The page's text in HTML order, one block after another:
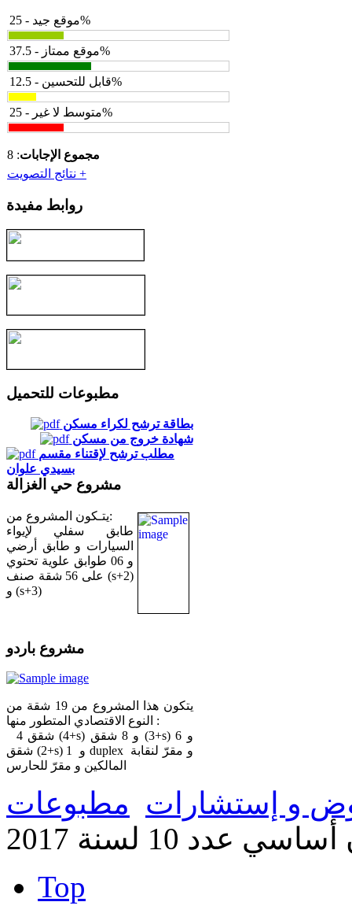
موقع جيد - 25%
موقع ممتاز - 37.5%
قابل للتحسين - 12.5%
متوسط لا غير - 25%
مجموع الإجابات: 8
نتائج التصويت +
روابط مفيدة
مطبوعات للتحميل
بطاقة ترشح لكراء مسكن
شهادة خروج من مسكن
مطلب ترشح لإقتناء مقسم
بسيدي علوان
مشروع حي الغزالة
يتـكون المشروع من:
طابق سفلي لإيواء
السيارات و طابق أرضي
و 06 طوابق علوية تحتوي
على 56 شقة صنف (s+2)
و (s+3)
مشروع باردو
يتكون هذا المشروع من 19 شقة من
النوع الاقتصادي المتطور منها :
4 شقق (4+s) و 8 شقق (3+s) و 6
شقق (2+s) و 1 duplex و مقرّ لنقابة
المالكين و مقرّ للحارس
و إستشارات مطبوعات
عدد 10 لسنة 2017
Top